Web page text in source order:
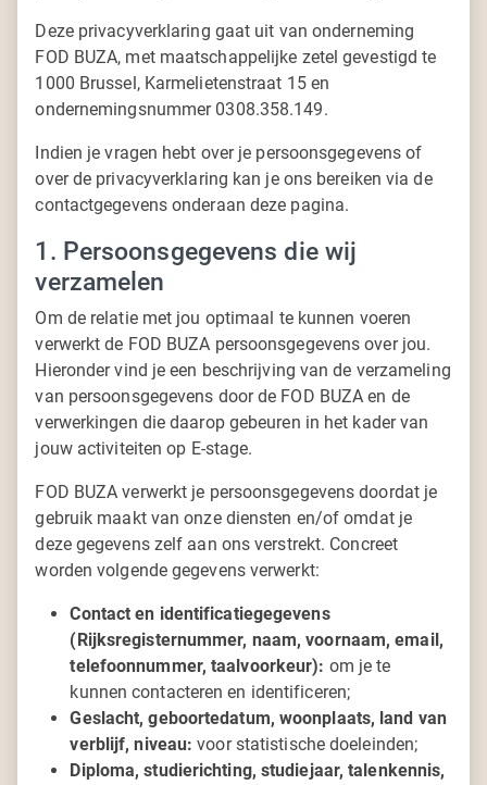
Deze privacyverklaring gaat uit van onderneming
FOD BUZA, met maatschappelijke zetel gevestigd te
1000 Brussel, Karmelietenstraat 15 en
ondernemingsnummer 0308.358.149.
Indien je vragen hebt over je persoonsgegevens of
over de privacyverklaring kan je ons bereiken via de
contactgegevens onderaan deze pagina.
1. Persoonsgegevens die wij
verzamelen
Om de relatie met jou optimaal te kunnen voeren
verwerkt de FOD BUZA persoonsgegevens over jou.
Hieronder vind je een beschrijving van de verzameling
van persoonsgegevens door de FOD BUZA en de
verwerkingen die daarop gebeuren in het kader van
jouw activiteiten op E-stage.
FOD BUZA verwerkt je persoonsgegevens doordat je
gebruik maakt van onze diensten en/of omdat je
deze gegevens zelf aan ons verstrekt. Concreet
worden volgende gegevens verwerkt:
Contact en identificatiegegevens
(Rijksregisternummer, naam, voornaam, email,
telefoonnummer, taalvoorkeur): om je te
kunnen contacteren en identificeren;
Geslacht, geboortedatum, woonplaats, land van
verblijf, niveau: voor statistische doeleinden;
Diploma, studierichting, studiejaar, talenkennis,